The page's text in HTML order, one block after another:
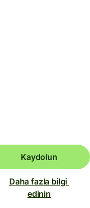
Kaydolun
Daha fazla bilgi
edinin